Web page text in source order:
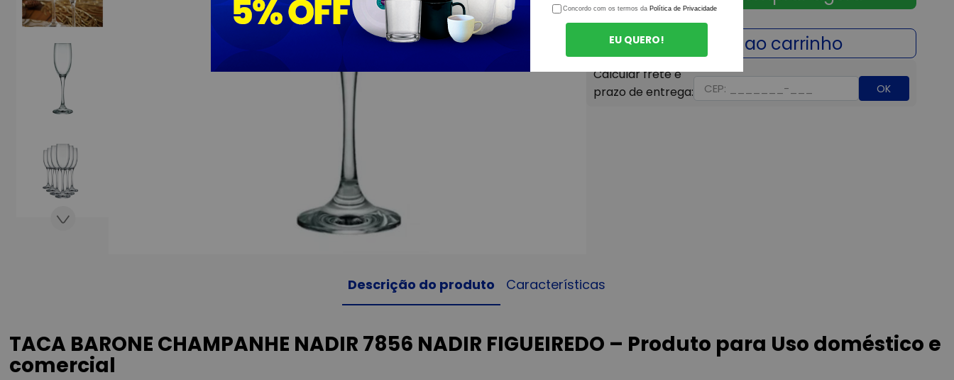
OK
Descrição do produto Características
TACA BARONE CHAMPANHE NADIR 7856 NADIR FIGUEIREDO – Produto para Uso doméstico e
comercial
Concordo com os termos da Política de Privacidade
EU QUERO!